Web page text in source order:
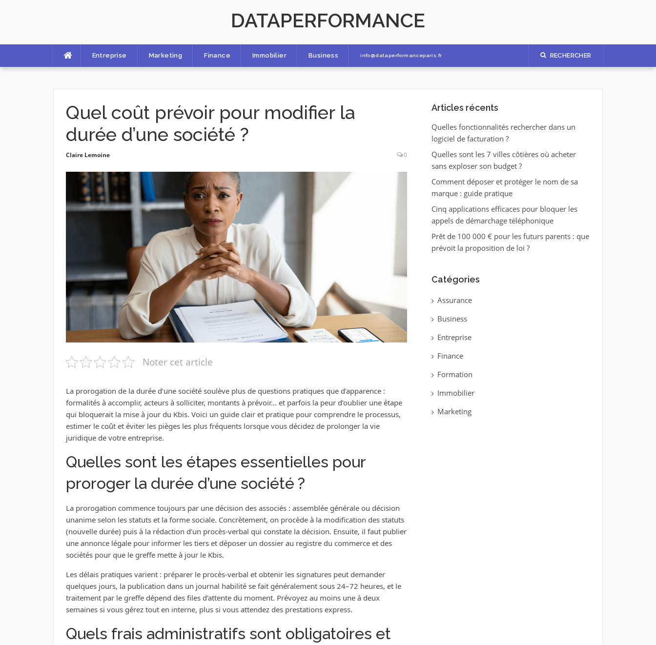
DATAPERFORMANCE
Entreprise Marketing Finance Immobilier Business info@dataperformanceparis.fr RECHERCHER
Quel coût prévoir pour modifier la
durée d’une société ?
Claire Lemoine 0
Noter cet article
La prorogation de la durée d’une société soulève plus de questions pratiques que d’apparence :
formalités à accomplir, acteurs à solliciter, montants à prévoir… et parfois la peur d’oublier une étape
qui bloquerait la mise à jour du Kbis. Voici un guide clair et pratique pour comprendre le processus,
estimer le coût et éviter les pièges les plus fréquents lorsque vous décidez de prolonger la vie
juridique de votre entreprise.
Quelles sont les étapes essentielles pour
proroger la durée d’une société ?
La prorogation commence toujours par une décision des associés : assemblée générale ou décision
unanime selon les statuts et la forme sociale. Concrètement, on procède à la modification des statuts
(nouvelle durée) puis à la rédaction d’un procès‑verbal qui constate la décision. Ensuite, il faut publier
une annonce légale pour informer les tiers et déposer un dossier au registre du commerce et des
sociétés pour que le greffe mette à jour le Kbis.
Les délais pratiques varient : préparer le procès‑verbal et obtenir les signatures peut demander
quelques jours, la publication dans un journal habilité se fait généralement sous 24–72 heures, et le
traitement par le greffe dépend des files d’attente du moment. Prévoyez au moins une à deux
semaines si vous gérez tout en interne, plus si vous attendez des prestations express.
Quels frais administratifs sont obligatoires et
Articles récents
Quelles fonctionnalités rechercher dans un
logiciel de facturation ?
Quelles sont les 7 villes côtières où acheter
sans exploser son budget ?
Comment déposer et protéger le nom de sa
marque : guide pratique
Cinq applications efficaces pour bloquer les
appels de démarchage téléphonique
Prêt de 100 000 € pour les futurs parents : que
prévoit la proposition de loi ?
Catégories
Assurance
Business
Entreprise
Finance
Formation
Immobilier
Marketing